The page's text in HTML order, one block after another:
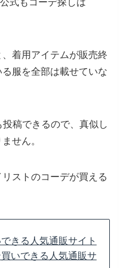
着用アイテムが販売終
服を全部は載せていな
稿できるので、真似し
せん。
ストのコーデが買える
きる人気通販サイト
いできる人気通販サ